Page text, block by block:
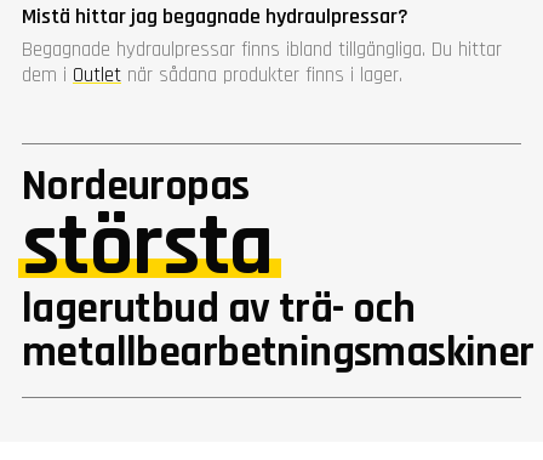
Mistä hittar jag begagnade hydraulpressar?
Begagnade hydraulpressar finns ibland tillgängliga. Du hittar
dem i Outlet när sådana produkter finns i lager.
Nordeuropas
största
lagerutbud av trä- och
metallbearbetningsmaskiner